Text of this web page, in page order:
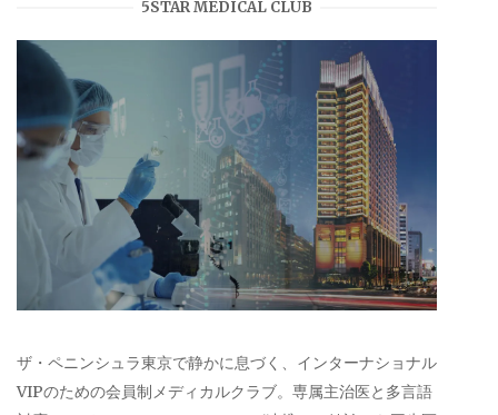
5STAR MEDICAL CLUB
ザ・ペニンシュラ東京で静かに息づく、インターナショナル
VIPのための会員制メディカルクラブ。専属主治医と多言語